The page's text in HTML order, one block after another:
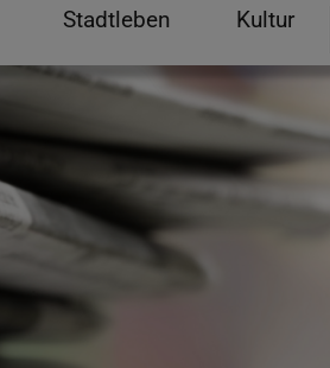
"Wirtschaft"
Stadtleben
Submenu for "Stadtleben"
Kultur